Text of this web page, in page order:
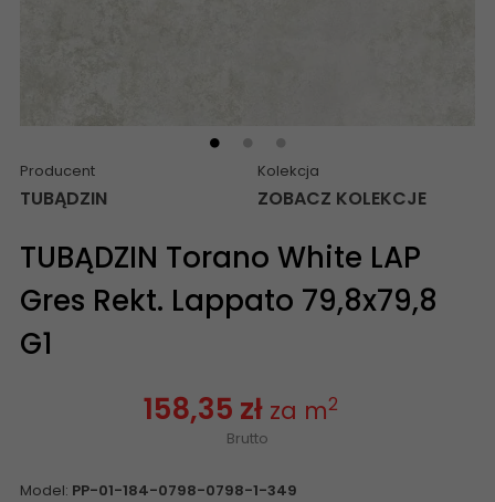
Producent
TUBĄDZIN
Kolekcja
ZOBACZ KOLEKCJE
TUBĄDZIN Torano White LAP
Gres Rekt. Lappato 79,8x79,8
G1
158,35 zł za m2
Brutto
Model: PP-01-184-0798-0798-1-349